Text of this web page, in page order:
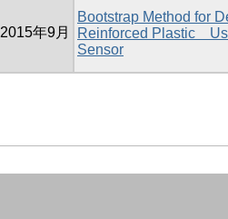
2015年9月
Bootstrap Method for
Reinforced Plastic
Sensor